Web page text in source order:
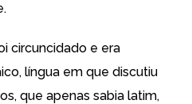
circuncidado e era
língua em que discutiu
que apenas sabia latim,